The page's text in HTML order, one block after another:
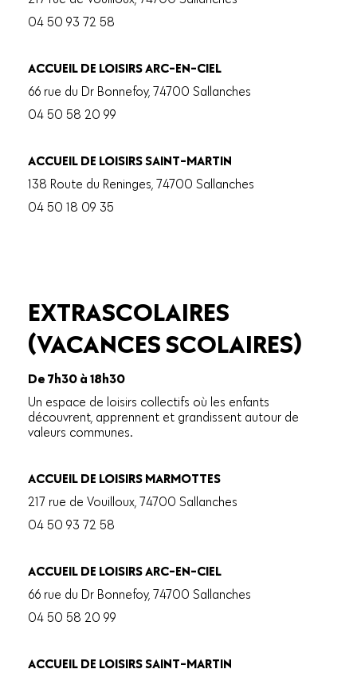
04 50 93 72 58
ACCUEIL DE LOISIRS ARC-EN-CIEL
66 rue du Dr Bonnefoy, 74700 Sallanches
04 50 58 20 99
ACCUEIL DE LOISIRS SAINT-MARTIN
138 Route du Reninges, 74700 Sallanches
04 50 18 09 35
EXTRASCOLAIRES
(VACANCES SCOLAIRES)
De 7h30 à 18h30
Un espace de loisirs collectifs où les enfants
découvrent, apprennent et grandissent autour de
valeurs communes.
ACCUEIL DE LOISIRS MARMOTTES
217 rue de Vouilloux, 74700 Sallanches
04 50 93 72 58
ACCUEIL DE LOISIRS ARC-EN-CIEL
66 rue du Dr Bonnefoy, 74700 Sallanches
04 50 58 20 99
ACCUEIL DE LOISIRS SAINT-MARTIN